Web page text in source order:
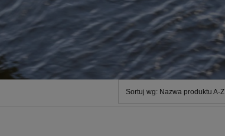
Sortuj wg: Nazwa produktu A-Z